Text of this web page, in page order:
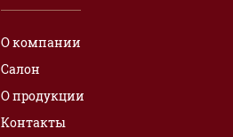
О компании
Салон
О продукции
Контакты